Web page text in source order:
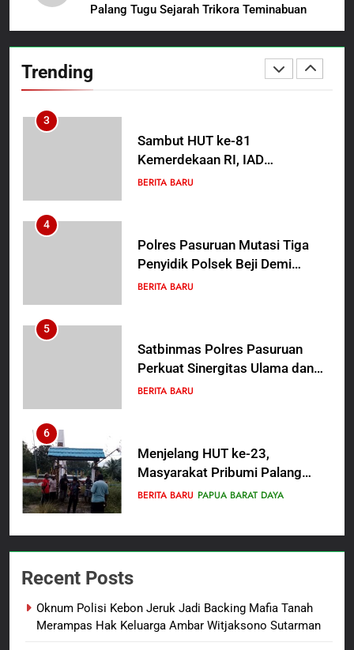
Trending
Wasbang dan Hukum,
Tanamkan Kesadaran
PAPUA BARAT DAYA
3
Sambut HUT ke-81
Kemerdekaan RI, IAD
Probolinggo Persembahkan
Guru Non-ASN sebagai
Pahlawan Bangsa
BERITA BARU
4
Polres Pasuruan Mutasi Tiga
Penyidik Polsek Beji Demi
Efektivitas dan Kelancaran
BERITA BARU
5
Satbinmas Polres Pasuruan
Perkuat Sinergitas Ulama dan
Umara Melalui Program Rabu
BERITA BARU
6
Menjelang HUT ke-23,
Masyarakat Pribumi Palang
Tugu Sejarah Trikora
BERITA BARU PAPUA BARAT DAYA
7
Penanganan Dugaan
Penganiayaan
BERITA BARU
Recent Posts
Oknum Polisi Kebon Jeruk Jadi Backing Mafia Tanah
Merampas Hak Keluarga Ambar Witjaksono Sutarman